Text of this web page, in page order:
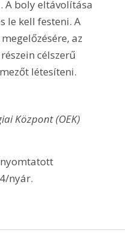
A boly eltávolítása
le kell festeni. A
az
célszerű
létesíteni.
Központ (OEK)
nyár.